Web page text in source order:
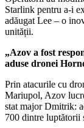
Starlink pentru a-i
adăugat Lee – o
unității.
„Azov a fost
aduse dronei
Prin atacurile cu
Mariupol, Azov
stat major Dmitrik:
700 dintre luptătorii